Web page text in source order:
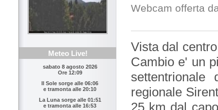
Meteo Live!
sabato 8 agosto 2026
Ore 12:09
Il Sole sorge alle 06:06
e tramonta alle 20:10
La Luna sorge alle 01:51
e tramonta alle 16:53
Webcam offerta
Vista dal
Cambio e' un
settentrionale
regionale
25 km dal